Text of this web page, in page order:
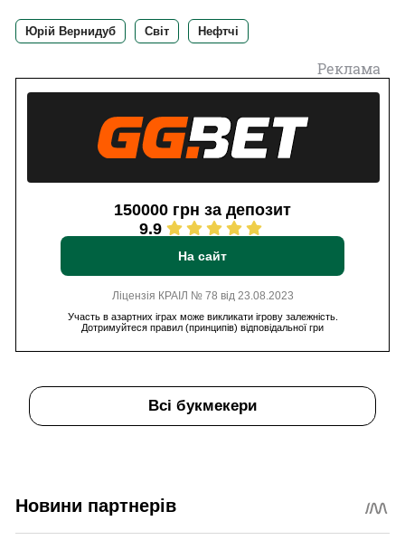
Юрій Вернидуб Світ Нефтчі
Реклама
150000 грн за депозит
9.9
На сайт
Ліцензія КРАІЛ № 78 від 23.08.2023
Участь в азартних іграх може викликати ігрову залежність.
Дотримуйтеся правил (принципів) відповідальної гри
Всі букмекери